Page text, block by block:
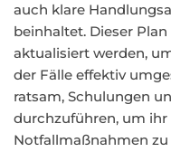
auch klare
beinhaltet. Dieser
aktualisiert werden,
der Fälle effektiv
ratsam, Schulungen
durchzuführen, um ihr
Notfallmaßnahmen